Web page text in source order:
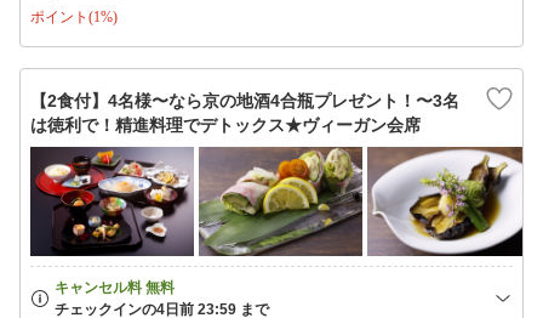
ポイント(1%)
【2食付】4名様〜なら京の地酒4合瓶プレゼント！〜3名
は徳利で！精進料理でデトックス★ヴィーガン会席